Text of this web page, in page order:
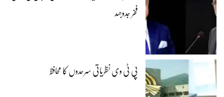
فخر جدوجہد
پی ٹی وی نظریاتی سرحدوں کا محافظ